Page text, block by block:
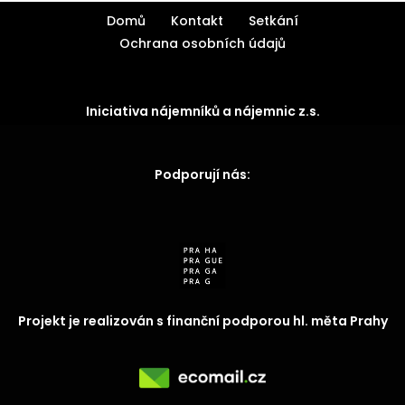
Domů Kontakt
Setkání
Ochrana osobních údajů
Iniciativa nájemníků a nájemnic z.s.
Podporují nás:
Projekt je realizován s finanční podporou hl. měta Prahy